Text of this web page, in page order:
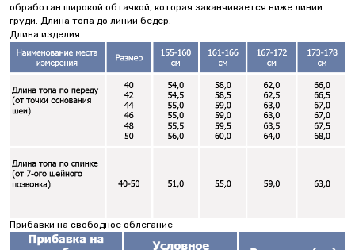
обработан широкой обтачкой, которая заканчивается ниже линии
груди. Длина топа до линии бедер.
Длина изделия
Прибавки на свободное облегание